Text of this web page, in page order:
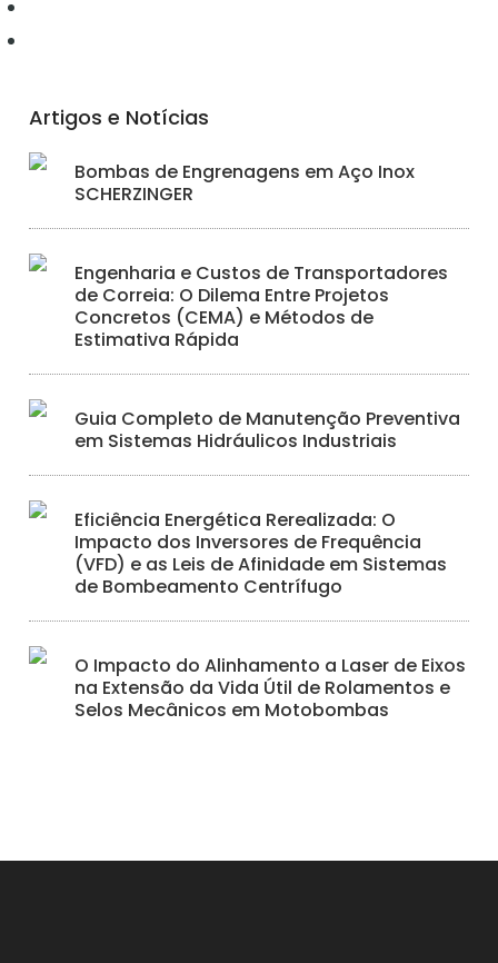
Artigos e Notícias
Bombas de Engrenagens em Aço Inox
SCHERZINGER
Engenharia e Custos de Transportadores
de Correia: O Dilema Entre Projetos
Concretos (CEMA) e Métodos de
Estimativa Rápida
Guia Completo de Manutenção Preventiva
em Sistemas Hidráulicos Industriais
Eficiência Energética Rerealizada: O
Impacto dos Inversores de Frequência
(VFD) e as Leis de Afinidade em Sistemas
de Bombeamento Centrífugo
O Impacto do Alinhamento a Laser de Eixos
na Extensão da Vida Útil de Rolamentos e
Selos Mecânicos em Motobombas